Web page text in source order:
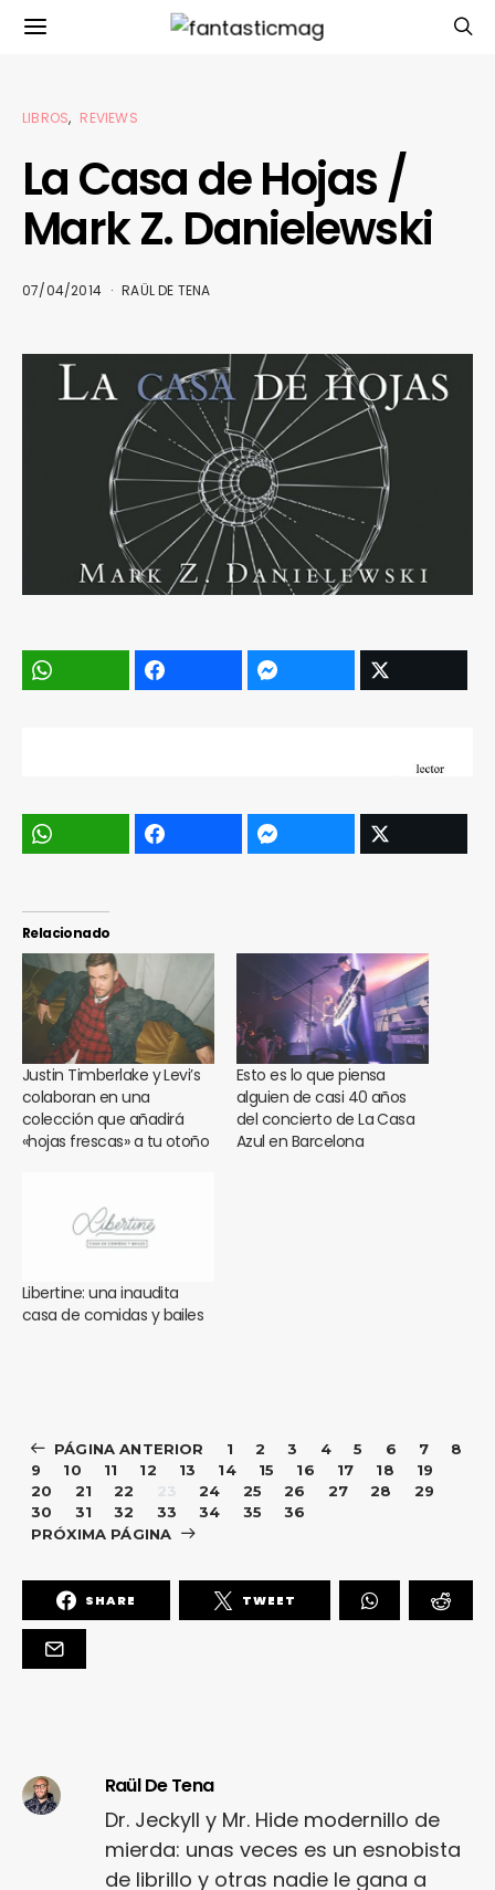
LIBROS REVIEWS
La Casa de Hojas /
Mark Z. Danielewski
07/04/2014 RAÜL DE TENA
Relacionado
Justin Timberlake y Levi’s
colaboran en una
colección que añadirá
«hojas frescas» a tu otoño
Esto es lo que piensa
alguien de casi 40 años
del concierto de La Casa
Azul en Barcelona
Libertine: una inaudita
casa de comidas y bailes
PÁGINA ANTERIOR 1 2 3 4 5 6 7
8
9
10 11 12 13 14 15 16 17 18
19
20
21 22 23 24 25 26 27 28
29
30
31 32 33 34 35
36
PRÓXIMA PÁGINA
SHARE TWEET
Raül De Tena
Dr. Jeckyll y Mr. Hide modernillo de
mierda: unas veces es un esnobista
de librillo y otras nadie le gana a